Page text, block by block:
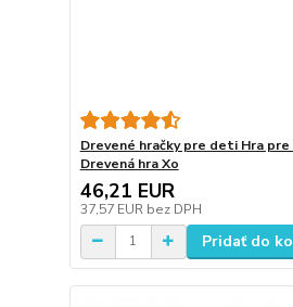
Drevené hračky pre deti Hra
Drevená hra Xo
46,21 EUR
37,57 EUR bez DPH
Pridať do